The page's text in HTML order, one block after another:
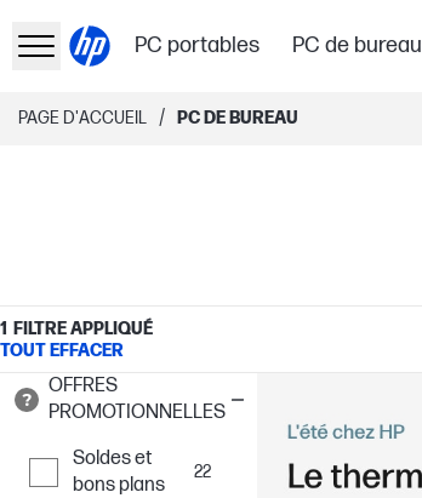
PC portables PC de bureau
PAGE D'ACCUEIL / PC DE BUREAU
1
FILTRE APPLIQUÉ
TOUT EFFACER
OFFRES
PROMOTIONNELLES
Soldes et
bons plans
22